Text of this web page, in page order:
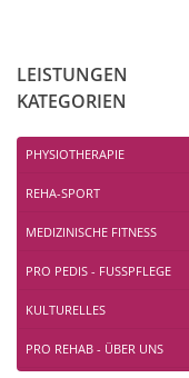
LEISTUNGEN
KATEGORIEN
PHYSIOTHERAPIE
REHA-SPORT
MEDIZINISCHE FITNESS
PRO PEDIS - FUSSPFLEGE
KULTURELLES
PRO REHAB - ÜBER UNS